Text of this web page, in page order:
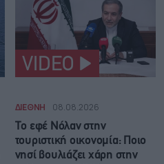
VIDEO
ΔΙΕΘΝΗ 08.08.2026
Το εφέ Νόλαν στην
τουριστική οικονομία: Ποιο
νησί βουλιάζει χάρη στην